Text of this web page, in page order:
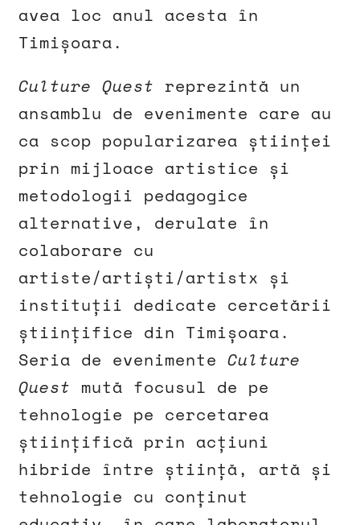
avea loc anul acesta în
Timișoara.
Culture Quest reprezintă un
ansamblu de evenimente care au
ca scop popularizarea științei
prin mijloace artistice și
metodologii pedagogice
alternative, derulate în
colaborare cu
artiste/artiști/artistx și
instituții dedicate cercetării
științifice din Timișoara.
Seria de evenimenteCulture
Quest mută focusul de pe
tehnologie pe cercetarea
științifică prin acțiuni
hibride între știință, artă și
tehnologie cu conținut